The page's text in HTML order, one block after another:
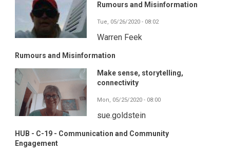
Rumours and Misinformation
Tue, 05/26/2020 - 08:02
Warren Feek
Rumours and Misinformation
Make sense, storytelling,
connectivity
Mon, 05/25/2020 - 08:00
sue.goldstein
HUB - C-19 - Communication and Community
Engagement